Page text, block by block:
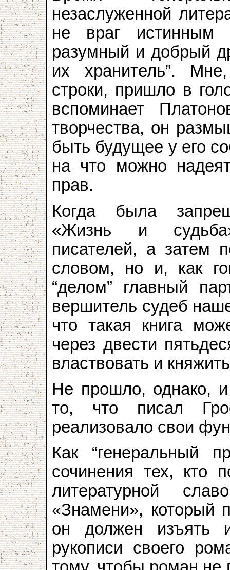
незаслуженной
не враг истинным
разумный и добрый
их хранитель”.
строки, пришло в
вспоминает
творчества, он
быть будущее у его
на что можно
прав.
Когда была
«Жизнь и
писателей, а затем
словом, но и, как
“делом” главный
вершитель судеб
что такая книга
через двести
властвовать и
Не прошло, однако, и
то, что писал
реализовало свои
Как “генеральный
сочинения тех, кто
литературной
«Знамени», который
он должен изъять
рукописи своего